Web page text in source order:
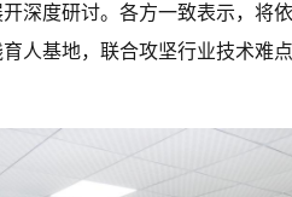
深度研讨。各方一致表示，将
人基地，联合攻坚行业技术难